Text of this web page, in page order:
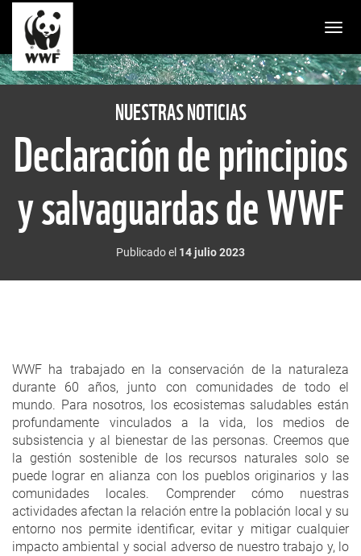
NUESTRAS NOTICIAS
Declaración de principios
y salvaguardas de WWF
Publicado el 14 julio 2023
WWF ha trabajado en la conservación de la naturaleza
durante 60 años, junto con comunidades de todo el
mundo. Para nosotros, los ecosistemas saludables están
profundamente vinculados a la vida, los medios de
subsistencia y al bienestar de las personas. Creemos que
la gestión sostenible de los recursos naturales solo se
puede lograr en alianza con los pueblos originarios y las
comunidades locales. Comprender cómo nuestras
actividades afectan la relación entre la población local y su
entorno nos permite identificar, evitar y mitigar cualquier
impacto ambiental y social adverso de nuestro trabajo y, lo